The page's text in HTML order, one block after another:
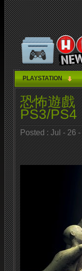
PLAYSTATION
恐怖遊戲
PS3/PS4
Posted : Jul - 26